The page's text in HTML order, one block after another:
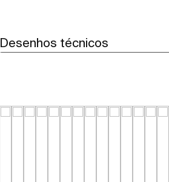
Desenhos técnicos